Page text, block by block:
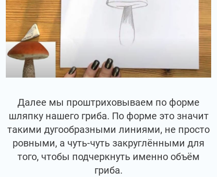
Далее мы проштриховываем по форме
шляпку нашего гриба. По форме это значит
такими дугообразными линиями, не просто
ровными, а чуть-чуть закруглёнными для
того, чтобы подчеркнуть именно объём
гриба.